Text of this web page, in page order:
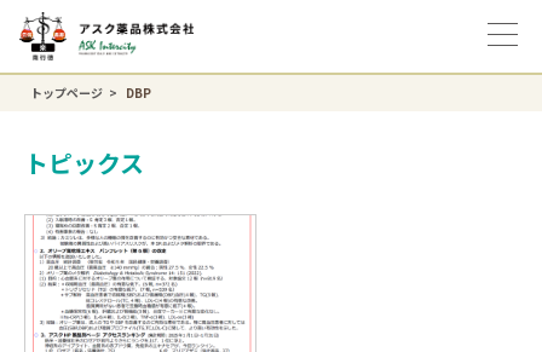
トップページ DBP
トピックス